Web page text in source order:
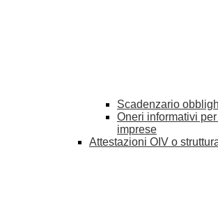
Scadenzario
Oneri informativi
imprese
Attestazioni OIV o